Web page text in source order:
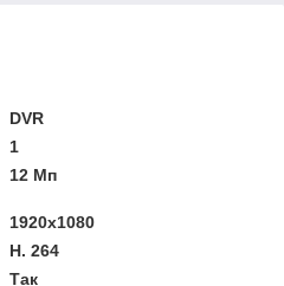
DVR
1
12 Мп
1920х1080
H. 264
Так